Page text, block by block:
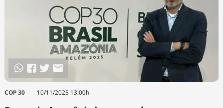
COP 30 10/11/2025 13:00h